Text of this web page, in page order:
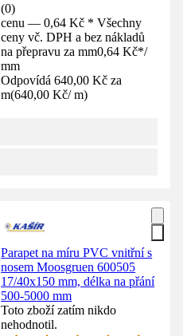
(0)
cenu — 0,64 Kč * Všechny
ceny vč. DPH a bez nákladů
na přepravu za mm0,64 Kč*/
mm
Odpovídá 640,00 Kč za
m(640,00 Kč/ m)
Parapet na míru PVC vnitřní s
nosem Moosgruen 600505
17/40x150 mm, délka na přání
500-5000 mm
Toto zboží zatím nikdo
nehodnotil.